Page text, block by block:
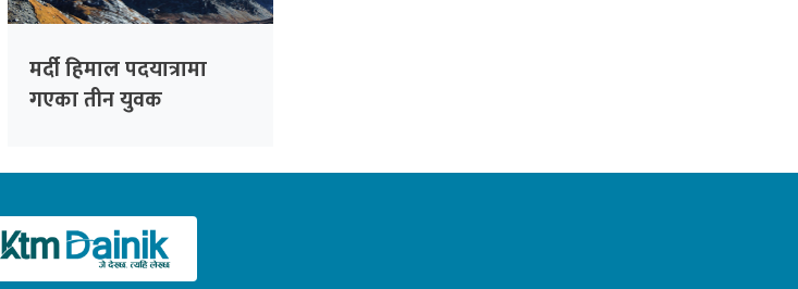
मर्दी हिमाल पदयात्रामा
गएका तीन युवक